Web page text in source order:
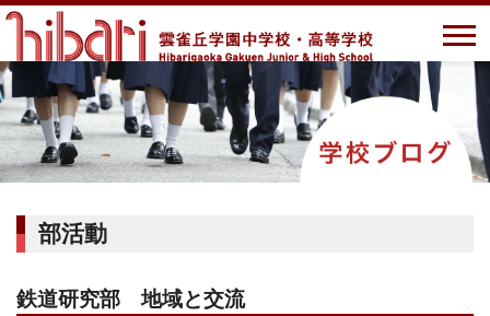
部活動
鉄道研究部 地域と交流